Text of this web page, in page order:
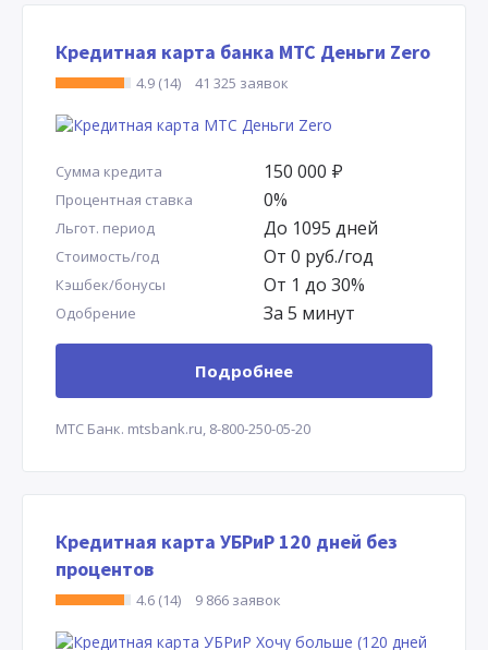
Кредитная карта банка МТС Деньги Zero
4.9 (14) 41 325 заявок
Сумма кредита 150 000 Р
Процентная ставка 0%
Льгот. период До 1095 дней
Стоимость/год От 0 руб./год
Кэшбек/бонусы От 1 до 30%
Одобрение За 5 минут
Подробнее
МТС Банк. mtsbank.ru, 8-800-250-05-20
Кредитная карта УБРиР 120 дней без
процентов
4.6 (14) 9 866 заявок